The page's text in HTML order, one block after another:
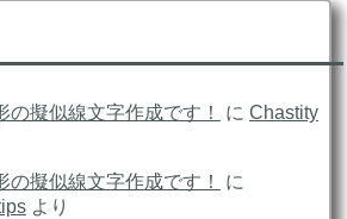
擬似線文字作成です！ に Chastity
擬似線文字作成です！
に
より